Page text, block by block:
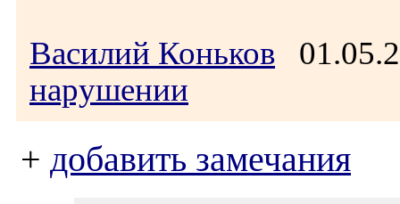
Василий Коньков
нарушении
+ добавить замечания